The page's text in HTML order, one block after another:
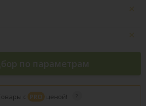
по параметрам
с PRO ценой!